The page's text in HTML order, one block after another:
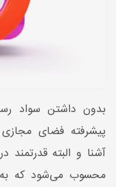
بدون داشتن سواد
پیشرفته فضای
آشنا و البته
محسوب می‌شود که به